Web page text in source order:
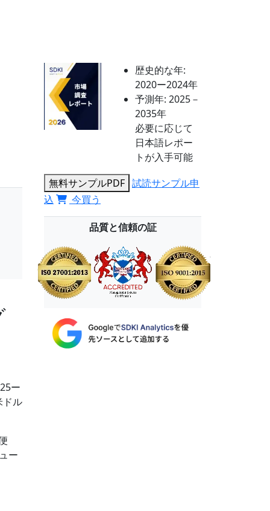
ー
ドル
ー
歴史的な年:
2020ー2024年
予測年: 2025－
2035年
必要に応じて
日本語レポー
トが入手可能
無料サンプルPDF 試読サンプル申
込
今買う
品質と信頼の証